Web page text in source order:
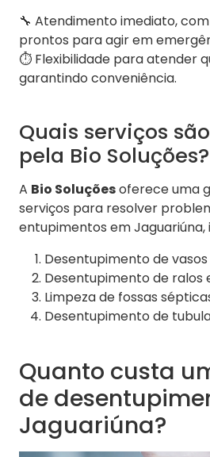
🔧 Atendimento imediato,
prontos para agir em
⏱️ Flexibilidade para atender
garantindo conveniência.
Quais serviços
pela Bio Soluções?
A Bio Soluçõesoferece uma
serviços para resolver
entupimentos em Jaguariúna,
Desentupimento de
Desentupimento de ralos
Limpeza de fossas
Desentupimento de
Quanto custa
de
Jaguariúna?